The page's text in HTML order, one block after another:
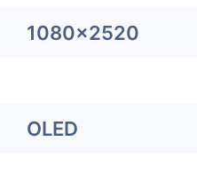
1080x2520
OLED